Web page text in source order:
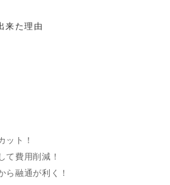
来た理由
ット！
て費用削減！
ら融通が利く！